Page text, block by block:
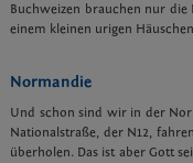
Buchweizen brauchen nur
einem kleinen urigen
Normandie
Und schon sind wir in der
Nationalstraße, der N12,
überholen. Das ist aber Gott